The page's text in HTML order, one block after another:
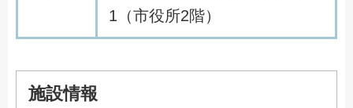
1（市役所2階）
施設情報